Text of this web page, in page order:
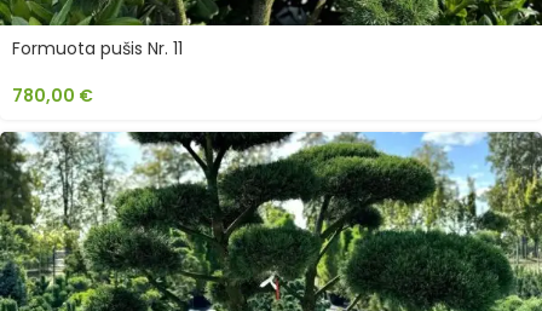
Formuota pušis Nr. 11
780,00 €